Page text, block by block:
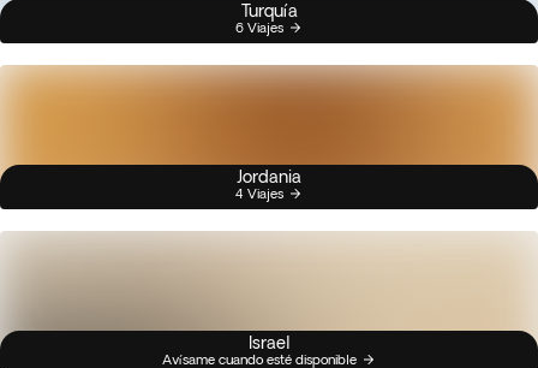
Turquía
6 Viajes
Jordania
4 Viajes
Israel
Avísame cuando esté disponible